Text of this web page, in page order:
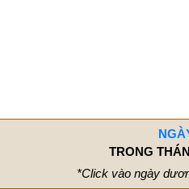
TRONG
*Click vào ngày